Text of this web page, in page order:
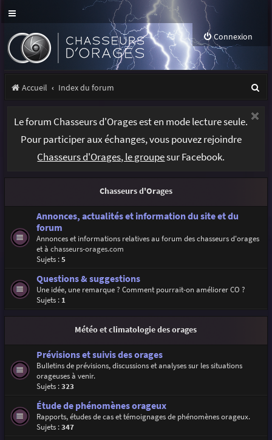
Connexion
Accueil Index du forum
r
Le forum Chasseurs d'Orages est en mode lecture seule.
Pour participer aux échanges, vous pouvez rejoindre
Chasseurs d'Orages, le groupesur Facebook.
Chasseurs d'Orages
Annonces, actualités et information du site et du
forum
Annonces et informations relatives au forum des chasseurs d'orages
et à chasseurs-orages.com
Sujets :5
Questions & suggestions
Une idée, une remarque ? Comment pourrait-on améliorer CO ?
Sujets : 1
Météo et climatologie des orages
Prévisions et suivis des orages
Bulletins de prévisions, discussions et analyses sur les situations
orageuses à venir.
Sujets :323
Étude de phénomènes orageux
Rapports, études de cas et témoignages de phénomènes orageux.
Sujets :347